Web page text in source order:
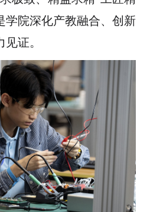
学院深化产教融合、创新
证。